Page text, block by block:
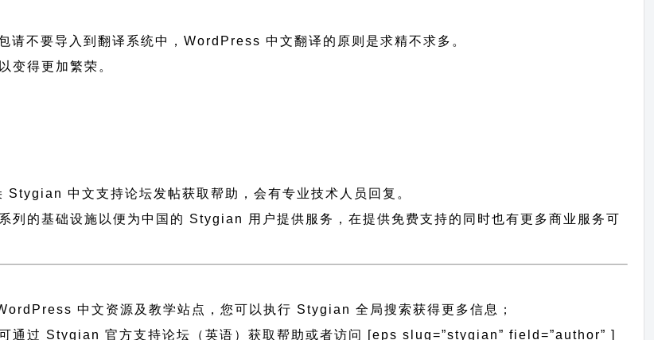
请不要导入到翻译系统中，WordPress 中文翻译的原则 是求精不求多。
变得更加繁荣。
Stygian 中文支持论坛发帖获取帮助，会有专业技术人员回复。
的基础设施以便为中国的 Stygian 用户提供服务，在提供免费支持的同时也有更多商业服务可
中文资源及教学站点，您可以执行 Stygian 全局搜索获得更多信息；
通过 Stygian 官方支持论坛 （英语）获取帮助或者访问 [eps slug=”stygian” field=”author” ]